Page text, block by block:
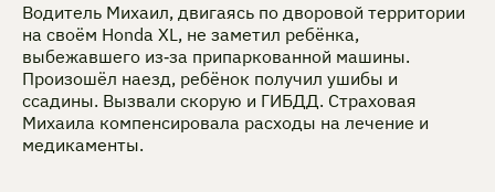
Водитель Михаил, двигаясь по дворовой территории
на своём Honda XL, не заметил ребёнка,
выбежавшего из‑за припаркованной машины.
Произошёл наезд, ребёнок получил ушибы и
ссадины. Вызвали скорую и ГИБДД. Страховая
Михаила компенсировала расходы на лечение и
медикаменты.